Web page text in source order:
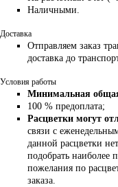
Наличными.
Доставка
Отправляем заказ
доставка до
Условия работы
Минимальная
100 % предоплата;
Расцветки могут
связи с
данной расцветки
подобрать наиболее
пожелания по
заказа.